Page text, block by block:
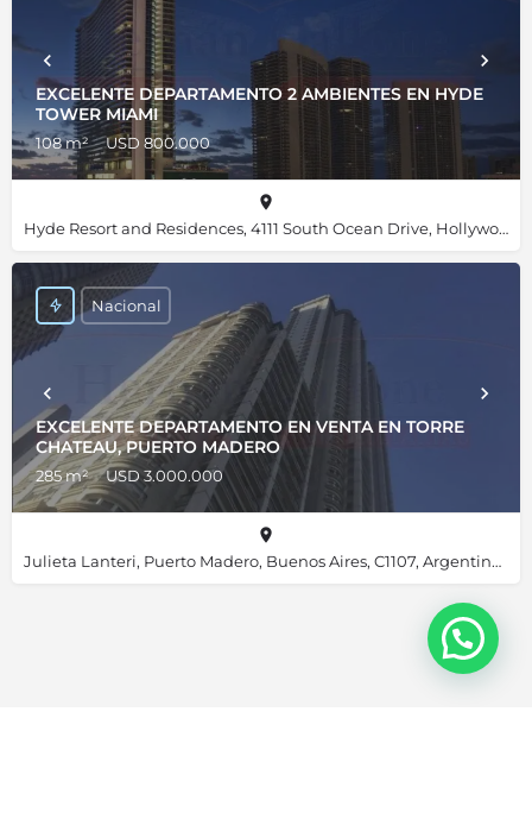
EXCELENTE DEPARTAMENTO 2 AMBIENTES EN HYDE
TOWER MIAMI
108 m² USD 800.000
Hyde Resort and Residences, 4111 South Ocean Drive, Hollywood, Florida 33019, Estados Unidos, 25.98667, -80.11892
EXCELENTE DEPARTAMENTO EN VENTA EN TORRE
CHATEAU, PUERTO MADERO
285 m² USD 3.000.000
Nacional
Julieta Lanteri, Puerto Madero, Buenos Aires, C1107, Argentina, -34.61356, -58.36019